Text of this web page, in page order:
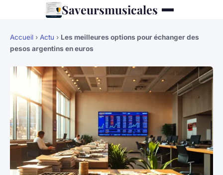
Saveursmusicales
Accueil › Actu › Les meilleures options pour échanger des
pesos argentins en euros